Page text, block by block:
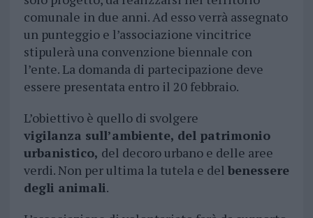
comunale in due anni. Ad esso verrà assegnato
un punteggio e l’associazione vincitrice
stipulerà una convenzione biennale con
l’ente. La domanda di partecipazione deve
essere presentata entro il 20 febbraio.
L’obiettivo è quello di svolgere
vigilanza sull’ambiente, del patrimonio
urbanistico, del decoro urbano e delle aree
verdi. Non per ultima la tutela e del benessere
degli animali.